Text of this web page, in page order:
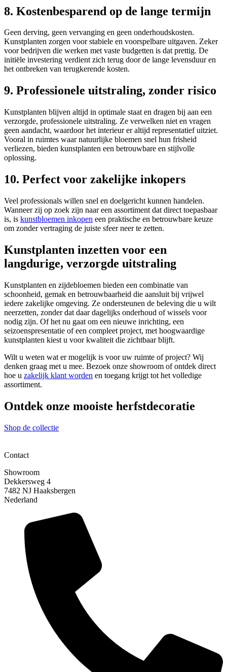
8. Kostenbesparend op de lange termijn
Geen derving, geen vervanging en geen onderhoudskosten.
Kunstplanten zorgen voor stabiele en voorspelbare uitgaven. Zeker
voor bedrijven die werken met vaste budgetten is dat prettig. De
initiële investering verdient zich terug door de lange levensduur en
het ontbreken van terugkerende kosten.
9. Professionele uitstraling, zonder risico
Kunstplanten blijven altijd in optimale staat en dragen bij aan een
verzorgde, professionele uitstraling. Ze verwelken niet en vragen
geen aandacht, waardoor het interieur er altijd representatief uitziet.
Vooral in ruimtes waar natuurlijke bloemen snel hun frisheid
verliezen, bieden kunstplanten een betrouwbare en stijlvolle
oplossing.
10. Perfect voor zakelijke inkopers
Veel professionals willen snel en doelgericht kunnen handelen.
Wanneer zij op zoek zijn naar een assortiment dat direct toepasbaar
is, is kunstbloemen inkopen een praktische en betrouwbare keuze
om zonder vertraging de juiste sfeer neer te zetten.
Kunstplanten inzetten voor een
langdurige, verzorgde uitstraling
Kunstplanten en zijdebloemen bieden een combinatie van
schoonheid, gemak en betrouwbaarheid die aansluit bij vrijwel
iedere zakelijke omgeving. Ze ondersteunen de beleving die u wilt
neerzetten, zonder dat daar dagelijks onderhoud of wissels voor
nodig zijn. Of het nu gaat om een nieuwe inrichting, een
seizoenspresentatie of een compleet project, met hoogwaardige
kunstplanten kiest u voor kwaliteit die zichtbaar blijft.
Wilt u weten wat er mogelijk is voor uw ruimte of project? Wij
denken graag met u mee. Bezoek onze showroom of ontdek direct
hoe u zakelijk klant worden en toegang krijgt tot het volledige
assortiment.
Ontdek onze mooiste herfstdecoratie
Shop de collectie
Contact
Showroom
Dekkersweg 4
7482 NJ Haaksbergen
Nederland